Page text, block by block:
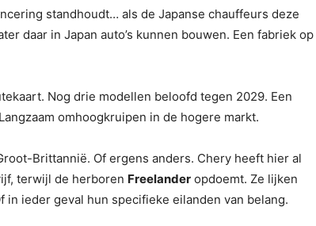
standhoudt… als de Japanse chauffeurs deze
daar in Japan auto’s kunnen bouwen. Een fabriek op
Nog drie modellen beloofd tegen 2029. Een
omhoogkruipen in de hogere markt.
Brittannië. Of ergens anders. Chery heeft hier al
terwijl de herboren Freelander opdoemt. Ze lijken
ieder geval hun specifieke eilanden van belang.